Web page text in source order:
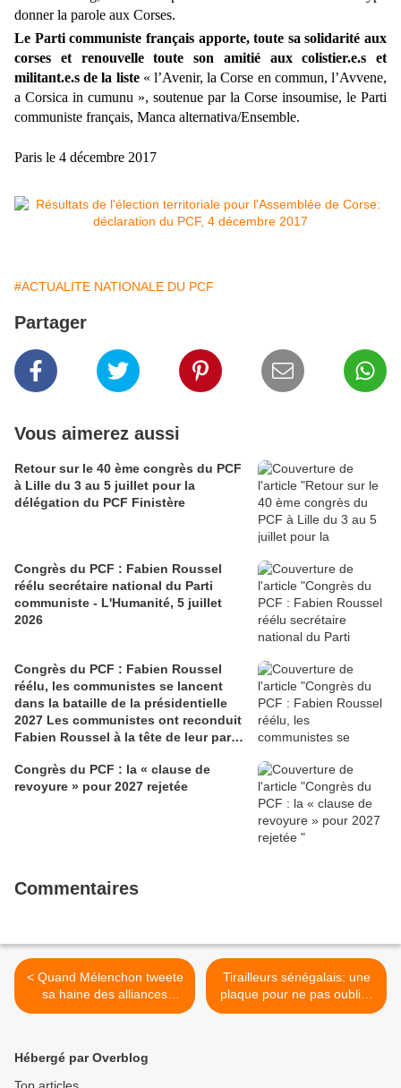
donner la parole aux Corses.
Le Parti communiste français apporte, toute sa solidarité aux
corses et renouvelle toute son amitié aux colistier.e.s et
militant.e.s de la liste« l’Avenir, la Corse en commun, l’Avvene,
a Corsica in cumunu », soutenue par la Corse insoumise, le Parti
communiste français, Manca alternativa/Ensemble.
Paris le 4 décembre 2017
#ACTUALITE NATIONALE DU PCF
Partager
Vous aimerez aussi
Retour sur le 40 ème congrès du PCF
à Lille du 3 au 5 juillet pour la
délégation du PCF Finistère
Congrès du PCF : Fabien Roussel
réélu secrétaire national du Parti
communiste - L'Humanité, 5 juillet
2026
Congrès du PCF : Fabien Roussel
réélu, les communistes se lancent
dans la bataille de la présidentielle
2027 Les communistes ont reconduit
Fabien Roussel à la tête de leur parti,
Lille. Le secrétaire national, dont la
candidature devrait être officialisée le
Congrès du PCF : la « clause de
revoyure » pour 2027 rejetée
Commentaires
< Quand Mélenchon tweete
sa haine des alliances
Insoumis- communistes en
Tirailleurs sénégalais: une
plaque pour ne pas oublier
(Le Télégramme):
Hébergé par Overblog